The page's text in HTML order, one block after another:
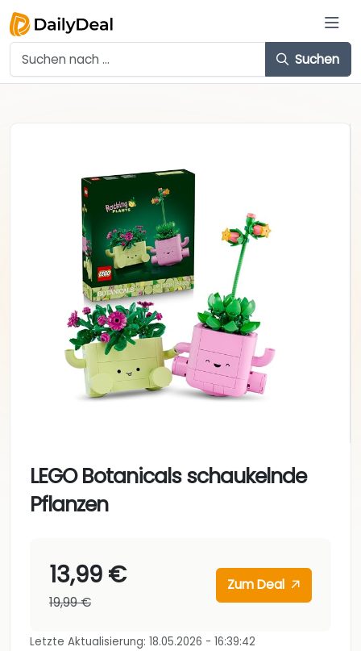
Suchen
LEGO Botanicals schaukelnde
Pflanzen
13,99 €
19,99 €
Zum Deal
Letzte Aktualisierung: 18.05.2026 - 16:39:42